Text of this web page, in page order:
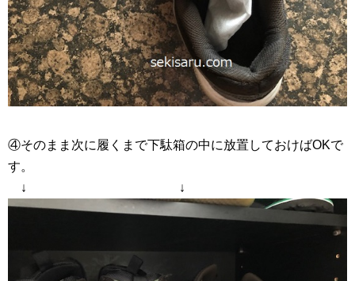
④そのまま次に履くまで下駄箱の中に放置しておけばOKで
す。
↓ ↓